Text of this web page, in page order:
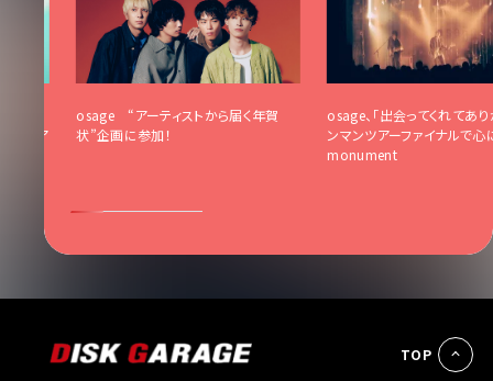
ンツア
osage “アーティストから届く年賀
状”企画に参加！
osage、「出会ってくれてあり
ンマンツアーファイナルで
monument
TOP